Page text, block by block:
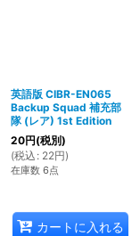
英語版 CIBR-EN065
Backup Squad 補充部
隊 (レア) 1st Edition
20円(税別)
(税込 : 22円)
在庫数 6点
カートに入れる